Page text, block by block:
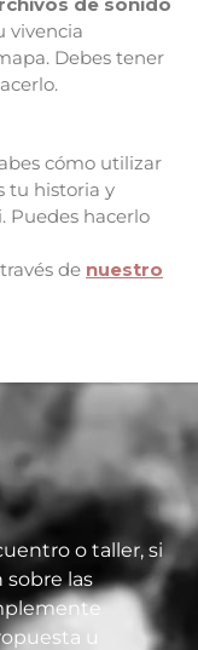
vivencia
Debes tener
cómo utilizar
tu historia y
Puedes hacerlo
de nuestro
o taller, si
las
u